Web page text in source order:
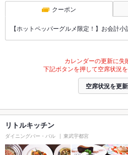
クーポン
【ホットペッパーグルメ限定！】お会計小
カレンダーの更新に失
下記ボタンを押して空席状況
空席状況を更
リトルキッチン
ダイニングバー・バル 東武宇都宮